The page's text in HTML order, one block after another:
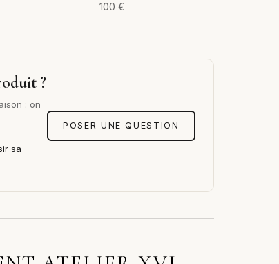
100€
?
: on
sa
POSER UNE QUESTION